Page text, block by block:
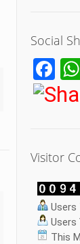
Social
Visitor
Users
Users
This